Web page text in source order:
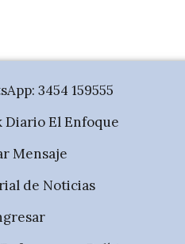
3454 159555
Diario El Enfoque
Mensaje
de Noticias